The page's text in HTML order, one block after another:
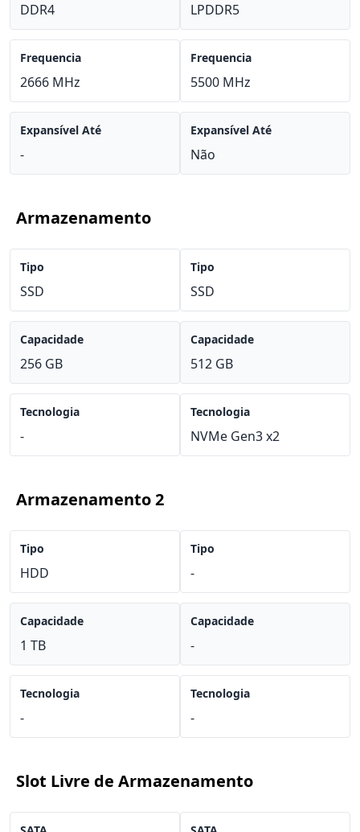
DDR4
Frequencia
2666 MHz
Expansível Até
-
LPDDR5
Frequencia
5500 MHz
Expansível Até
Não
Armazenamento
Tipo
SSD
Capacidade
256 GB
Tecnologia
-
Tipo
SSD
Capacidade
512 GB
Tecnologia
NVMe Gen3 x2
Armazenamento 2
Tipo
HDD
Capacidade
1 TB
Tecnologia
-
Tipo
-
Capacidade
-
Tecnologia
-
Slot Livre de Armazenamento